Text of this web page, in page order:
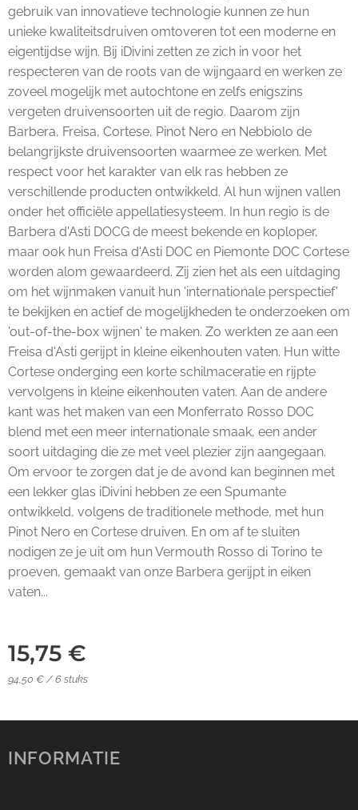
gebruik van innovatieve technologie kunnen ze hun
unieke kwaliteitsdruiven omtoveren tot een moderne en
eigentijdse wijn. Bij iDivini zetten ze zich in voor het
respecteren van de roots van de wijngaard en werken ze
zoveel mogelijk met autochtone en zelfs enigszins
vergeten druivensoorten uit de regio. Daarom zijn
Barbera, Freisa, Cortese, Pinot Nero en Nebbiolo de
belangrijkste druivensoorten waarmee ze werken. Met
respect voor het karakter van elk ras hebben ze
verschillende producten ontwikkeld. Al hun wijnen vallen
onder het officiële appellatiesysteem. In hun regio is de
Barbera d'Asti DOCG de meest bekende en koploper,
maar ook hun Freisa d'Asti DOC en Piemonte DOC Cortese
worden alom gewaardeerd. Zij zien het als een uitdaging
om het wijnmaken vanuit hun 'internationale perspectief'
te bekijken en actief de mogelijkheden te onderzoeken om
'out-of-the-box wijnen' te maken. Zo werkten ze aan een
Freisa d'Asti gerijpt in kleine eikenhouten vaten. Hun witte
Cortese onderging een korte schilmaceratie en rijpte
vervolgens in kleine eikenhouten vaten. Aan de andere
kant was het maken van een Monferrato Rosso DOC
blend met een meer internationale smaak, een ander
soort uitdaging die ze met veel plezier zijn aangegaan.
Om ervoor te zorgen dat je de avond kan beginnen met
een lekker glas iDivini hebben ze een Spumante
ontwikkeld, volgens de traditionele methode, met hun
Pinot Nero en Cortese druiven. En om af te sluiten
nodigen ze je uit om hun Vermouth Rosso di Torino te
proeven, gemaakt van onze Barbera gerijpt in eiken
vaten...
15,75 €
94,50 € / 6 stuks
INFORMATIE